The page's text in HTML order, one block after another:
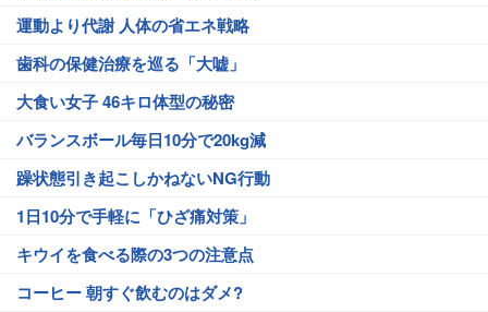
運動より代謝 人体の省エネ戦略
歯科の保健治療を巡る「大嘘」
大食い女子 46キロ体型の秘密
バランスボール毎日10分で20kg減
躁状態引き起こしかねないNG行動
1日10分で手軽に「ひざ痛対策」
キウイを食べる際の3つの注意点
コーヒー 朝すぐ飲むのはダメ?